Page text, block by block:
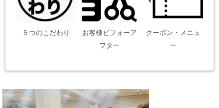
５つのこだわり
お客様ビフォーア
フター
クーポン・メニュ
ー